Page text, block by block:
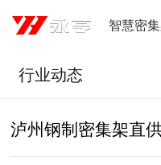
智慧密
行业动态
泸州钢制密集架直